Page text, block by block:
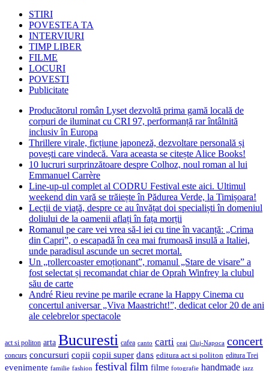
STIRI
POVESTEA TA
INTERVIURI
TIMP LIBER
FILME
LOCURI
POVESTI
Publicitate
Producătorul român Lyset dezvoltă prima gamă locală de
corpuri de iluminat cu CRI 97, performanță rar întâlnită
inclusiv în Europa
Thrillere virale, ficțiune japoneză, dezvoltare personală și
povești care vindecă. Vara aceasta se citește Alice Books!
10 lucruri surprinzătoare despre Colhoz, noul roman al lui
Emmanuel Carrère
Line-up-ul complet al CODRU Festival este aici. Ultimul
weekend din vară se trăiește în Pădurea Verde, la Timișoara!
Lecții de viață, despre ce au învățat doi specialiști în domeniul
doliului de la oamenii aflați în fața morții
Romanul pe care vei vrea să-l iei cu tine în vacanță: „Crima
din Capri”, o escapadă în cea mai frumoasă insulă a Italiei,
unde paradisul ascunde un secret mortal.
Un „rollercoaster emoționant”, romanul „Stare de visare” a
fost selectat și recomandat chiar de Oprah Winfrey la clubul
său de carte
André Rieu revine pe marile ecrane la Happy Cinema cu
concertul aniversar „Viva Maastricht!”, dedicat celor 20 de ani
ale celebrelor spectacole
act si politon arta Bucuresti cafea canto carti ceai Cluj-Napoca concert
concurs concursuri copii copii super dans editura act si politon editura Trei
evenimente familie fashion festival film filme fotografie handmade jazz